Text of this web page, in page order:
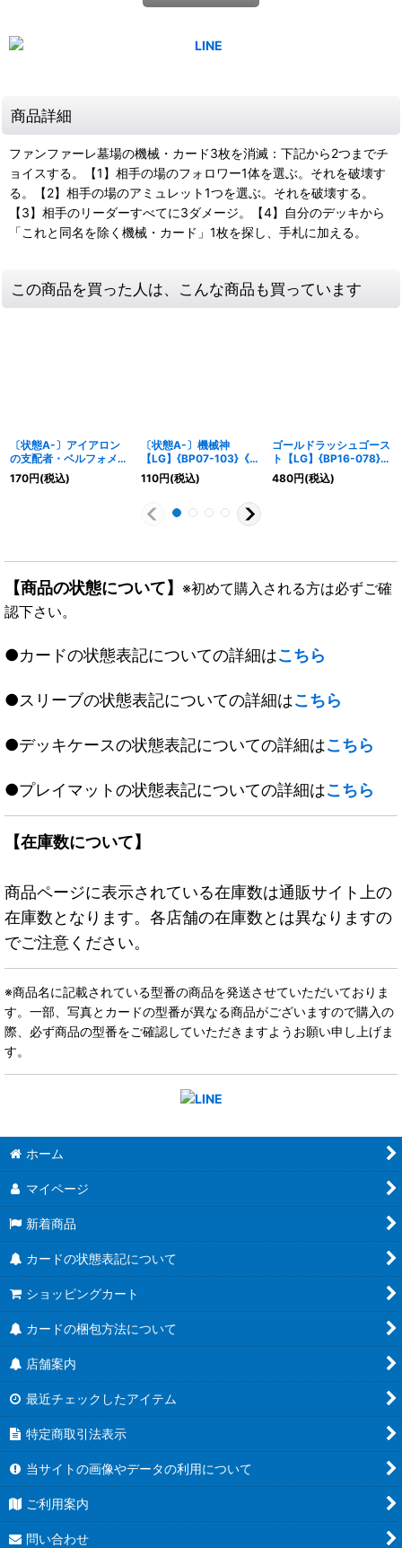
商品詳細
ファンファーレ墓場の機械・カード3枚を消滅：下記から2つまでチ
ョイスする。【1】相手の場のフォロワー1体を選ぶ。それを破壊す
る。【2】相手の場のアミュレット1つを選ぶ。それを破壊する。
【3】相手のリーダーすべてに3ダメージ。【4】自分のデッキから
「これと同名を除く機械・カード」1枚を探し、手札に加える。
この商品を買った人は、こんな商品も買っています
〔状態A-〕アイアロン
の支配者・ベルフォメッ
ト【SL】{BP07-SL09}
《ウィッチ》
170円(税込)
〔状態A-〕機械神
【LG】{BP07-103}《ニ
ュートラル》
110円(税込)
ゴールドラッシュゴース
ト【LG】{BP16-078}
《ナイトメア》
480円(税込)
【商品の状態について】 ※初めて購入される方は必ずご確
認下さい。
●カードの状態表記についての詳細はこちら
●スリーブの状態表記についての詳細はこちら
●デッキケースの状態表記についての詳細はこちら
●プレイマットの状態表記についての詳細はこちら
【在庫数について】
商品ページに表示されている在庫数は通販サイト上の
在庫数となります。各店舗の在庫数とは異なりますの
でご注意ください。
※商品名に記載されている型番の商品を発送させていただいておりま
す。一部、写真とカードの型番が異なる商品がございますので購入の
際、必ず商品の型番をご確認していただきますようお願い申し上げま
す。
ホーム
マイページ
新着商品
カードの状態表記について
ショッピングカート
カードの梱包方法について
店舗案内
最近チェックしたアイテム
特定商取引法表示
当サイトの画像やデータの利用について
ご利用案内
問い合わせ